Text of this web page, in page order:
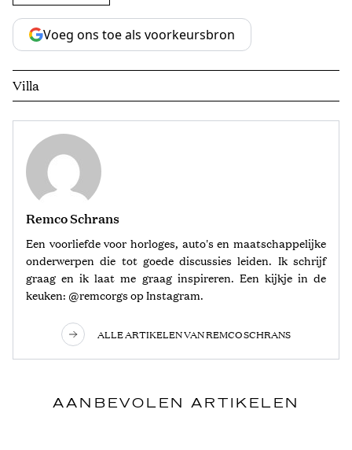
Voeg ons toe als voorkeursbron
Villa
Remco Schrans
Een voorliefde voor horloges, auto's en maatschappelijke
onderwerpen die tot goede discussies leiden. Ik schrijf
graag en ik laat me graag inspireren. Een kijkje in de
keuken: @remcorgs op Instagram.
ALLE ARTIKELEN VAN REMCO SCHRANS
AANBEVOLEN ARTIKELEN